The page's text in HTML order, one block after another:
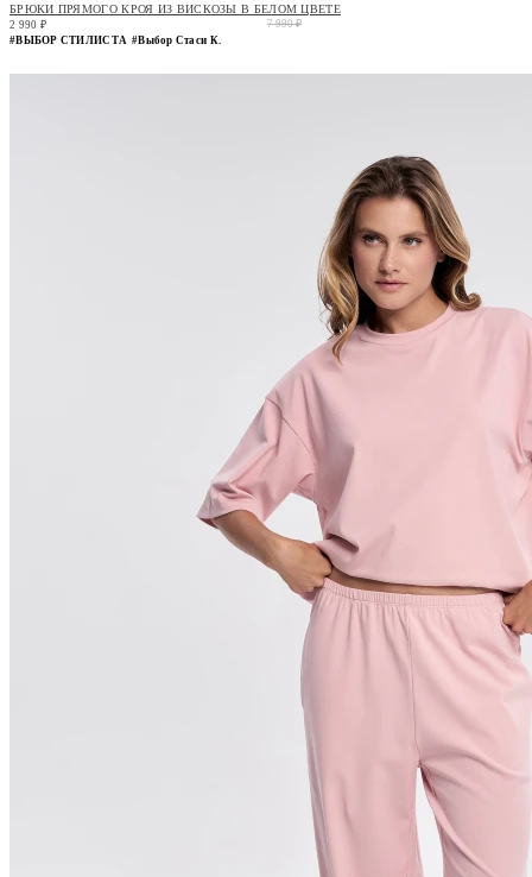
БРЮКИ ПРЯМОГО КРОЯ ИЗ ВИСКОЗЫ В БЕЛОМ ЦВЕТЕ
2 990 ₽
7 990 ₽
#ВЫБОР СТИЛИСТА #Выбор Стаси К.